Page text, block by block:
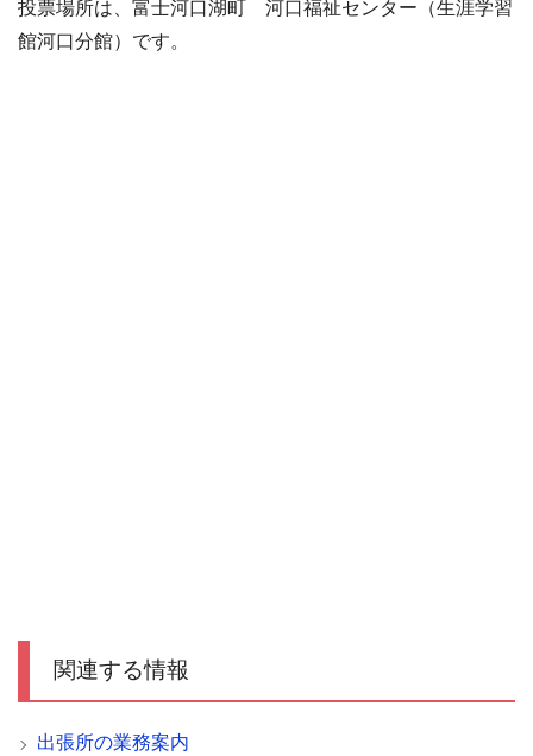
投票場所は、富士河口湖町 河口福祉センター（生涯学習
館河口分館）です。
関連する情報
出張所の業務案内